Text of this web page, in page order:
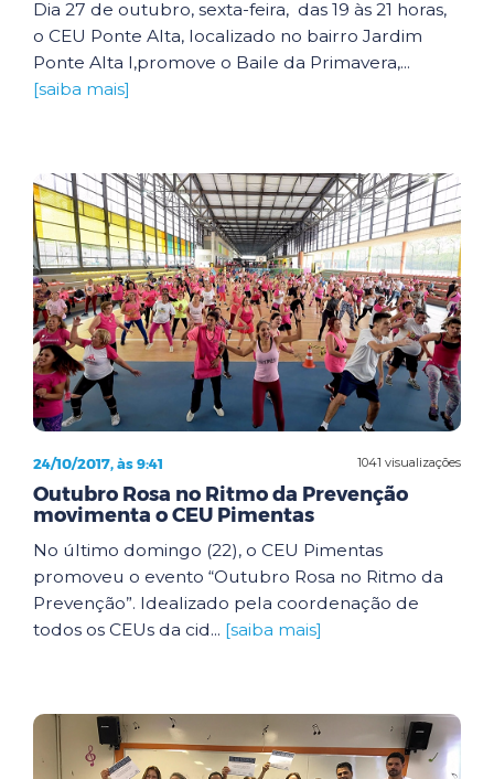
Dia 27 de outubro, sexta-feira, das 19 às 21 horas,
o CEU Ponte Alta, localizado no bairro Jardim
Ponte Alta I,promove o Baile da Primavera,...
[saiba mais]
1041 visualizações
24/10/2017, às 9:41
Outubro Rosa no Ritmo da Prevenção
movimenta o CEU Pimentas
No último domingo (22), o CEU Pimentas
promoveu o evento “Outubro Rosa no Ritmo da
Prevenção”. Idealizado pela coordenação de
todos os CEUs da cid... [saiba mais]